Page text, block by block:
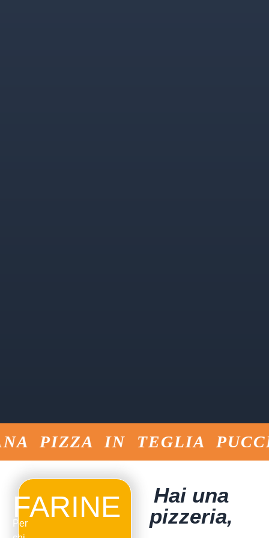
PIZZA IN TEGLIA
FARINE
Per
Hai una
pizzeria,